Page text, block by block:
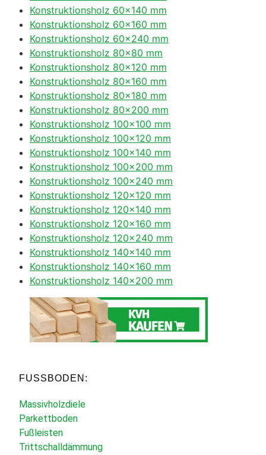
Konstruktionsholz 60×140 mm
Konstruktionsholz 60×160 mm
Konstruktionsholz 60×240 mm
Konstruktionsholz 80×80 mm
Konstruktionsholz 80×120 mm
Konstruktionsholz 80×160 mm
Konstruktionsholz 80×180 mm
Konstruktionsholz 80×200 mm
Konstruktionsholz 100×100 mm
Konstruktionsholz 100×120 mm
Konstruktionsholz 100×140 mm
Konstruktionsholz 100×200 mm
Konstruktionsholz 100×240 mm
Konstruktionsholz 120×120 mm
Konstruktionsholz 120×140 mm
Konstruktionsholz 120×160 mm
Konstruktionsholz 120×240 mm
Konstruktionsholz 140×140 mm
Konstruktionsholz 140×160 mm
Konstruktionsholz 140×200 mm
FUSSBODEN:
Massivholzdiele
Parkettboden
Fußleisten
Trittschalldämmung